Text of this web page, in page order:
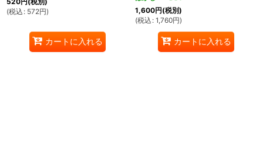
(税込 : 572円)
カートに入れる
1,600円(税別)
(税込 : 1,760円)
カートに入れる